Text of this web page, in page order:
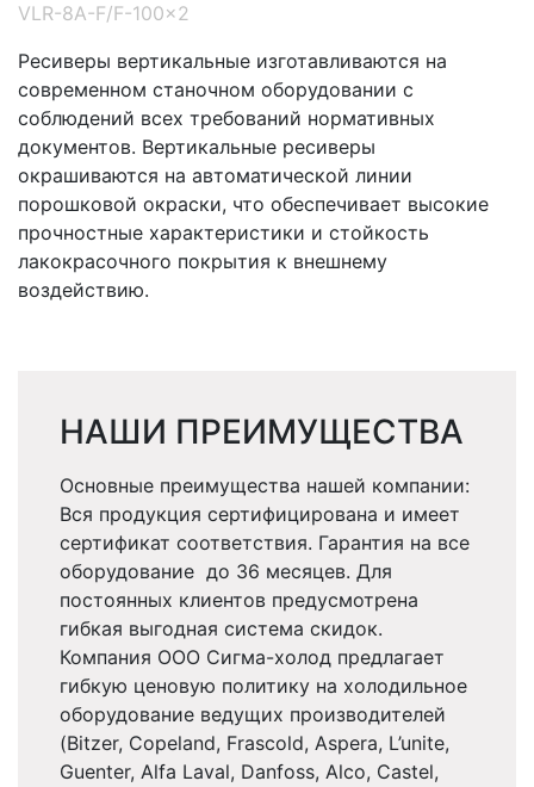
VLR-8A-F/F-100x2
Ресиверы вертикальные изготавливаются на
современном станочном оборудовании с
соблюдений всех требований нормативных
документов. Вертикальные ресиверы
окрашиваются на автоматической линии
порошковой окраски, что обеспечивает высокие
прочностные характеристики и стойкость
лакокрасочного покрытия к внешнему
воздействию.
НАШИ ПРЕИМУЩЕСТВА
Основные преимущества нашей компании:
Вся продукция сертифицирована и имеет
сертификат соответствия. Гарантия на все
оборудование до 36 месяцев. Для
постоянных клиентов предусмотрена
гибкая выгодная система скидок.
Компания ООО Сигма-холод предлагает
гибкую ценовую политику на холодильное
оборудование ведущих производителей
(Bitzer, Copeland, Frascold, Aspera, L’unite,
Guenter, Alfa Laval, Danfoss, Alco, Castel,